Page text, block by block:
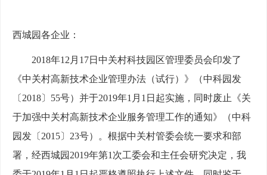
西城园各企业：
2018年12月17日中关村科技园区管理委员会印发了
《中关村高新技术企业管理办法（试行）》（中科园发
〔2018〕55号）并于2019年1月1日起实施，同时废止《关
于加强中关村高新技术企业服务管理工作的通知》（中科
园发〔2015〕23号）。根据中关村管委会统一要求和部
署，经西城园2019年第1次工委会和主任会研究决定，我